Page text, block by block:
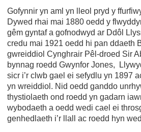
Gofynnir yn aml yn lleol pryd y
Dywed rhai mai 1880 oedd y
gêm gyntaf a gofnodwyd ar Ddôl
credu mai 1921 oedd hi pan ddaeth
gwreiddiol Cynghrair Pêl-droed Sir
bynnag roedd Gwynfor Jones,
sicr i’r clwb gael ei sefydlu yn 1897
yn wreiddiol. Nid oedd ganddo
thystiolaeth ond roedd yn gadarn
wybodaeth a oedd wedi cael ei
genhedlaeth i’r llall ac roedd hyn